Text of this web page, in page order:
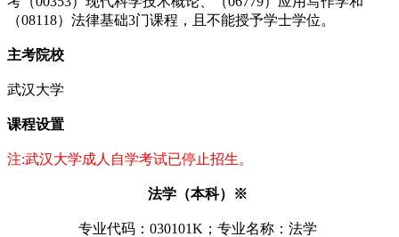
（08118）法律基础3门课程，且不能授予学士学位。
主考院校
武汉大学
课程设置
注:武汉大学成人自学考试已停止招生。
法学（本科）※
专业代码：030101K；专业名称：法学